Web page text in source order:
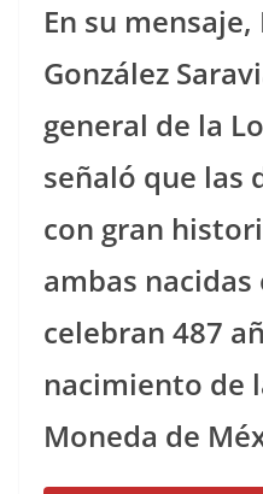
En su
González
general de la
señaló que las
con gran
ambas
celebran 487
nacimiento de
Moneda de